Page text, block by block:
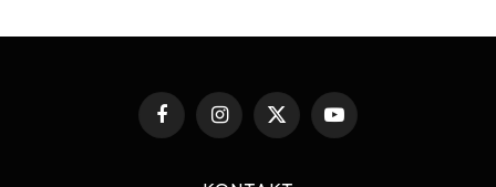
FacebookInstagram
X
(Twitter)
YouTube